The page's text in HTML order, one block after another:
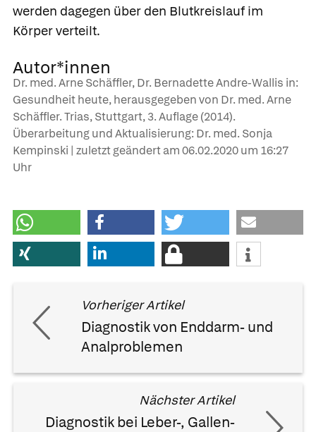
werden dagegen über den Blutkreislauf im
Körper verteilt.
Autor*innen
Dr. med. Arne Schäffler, Dr. Bernadette Andre-Wallis in:
Gesundheit heute, herausgegeben von Dr. med. Arne
Schäffler. Trias, Stuttgart, 3. Auflage (2014).
Überarbeitung und Aktualisierung: Dr. med. Sonja
Kempinski | zuletzt geändert am06.02.2020um 16:27
Uhr
Vorheriger Artikel
Diagnostik von Enddarm- und
Analproblemen
Nächster Artikel
Diagnostik bei Leber-, Gallen-